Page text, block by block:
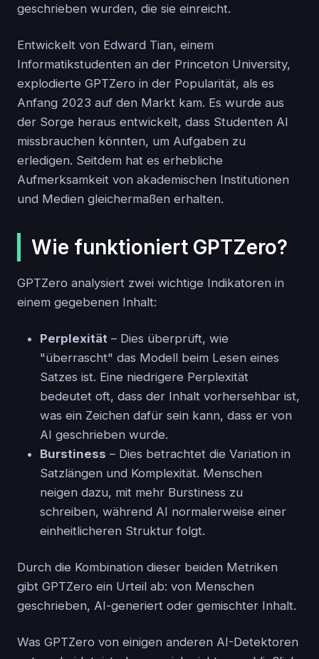
geschrieben wurden, die sie einreicht.
Entwickelt von Edward Tian, einem
Informatikstudenten an der Princeton University,
explodierte GPTZero in der Popularität, als es
Anfang 2023 auf den Markt kam. Es wurde aus
der Sorge heraus entwickelt, dass Studenten AI
missbrauchen könnten, um Aufgaben zu
erledigen. Seitdem hat es erhebliche
Aufmerksamkeit von akademischen Institutionen
und Medien gleichermaßen erhalten.
Wie funktioniert GPTZero?
GPTZero analysiert zwei wichtige Indikatoren in
einem gegebenen Inhalt:
Perplexität – Dies überprüft, wie
"überrascht" das Modell beim Lesen eines
Satzes ist. Eine niedrigere Perplexität
bedeutet oft, dass der Inhalt vorhersehbar ist,
was ein Zeichen dafür sein kann, dass er von
AI geschrieben wurde.
Burstiness – Dies betrachtet die Variation in
Satzlängen und Komplexität. Menschen
neigen dazu, mit mehr Burstiness zu
schreiben, während AI normalerweise einer
einheitlicheren Struktur folgt.
Durch die Kombination dieser beiden Metriken
gibt GPTZero ein Urteil ab: von Menschen
geschrieben, AI-generiert oder gemischter Inhalt.
Was GPTZero von einigen anderen AI-Detektoren